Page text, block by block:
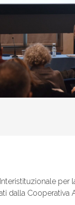
per
dalla Cooperativa